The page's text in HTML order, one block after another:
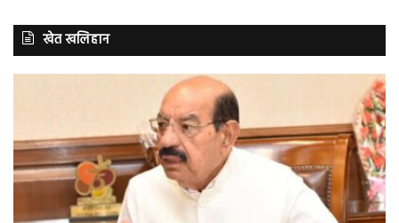
खेत खलिहान